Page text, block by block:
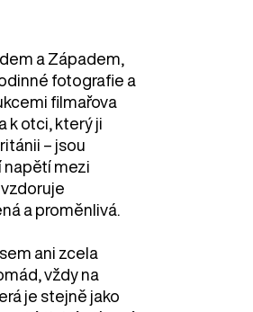
a Západem,
fotografie a
filmařova
k otci, který ji
– jsou
napětí mezi
a proměnlivá.
ani zcela
vždy na
je stejně jako